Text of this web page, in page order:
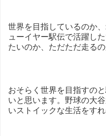
世界を目指しているのか
ューイヤー駅伝で活躍し
たいのか、ただただ走るの
おそらく世界を目指すの
いと思います。野球の大
いストイックな生活をす